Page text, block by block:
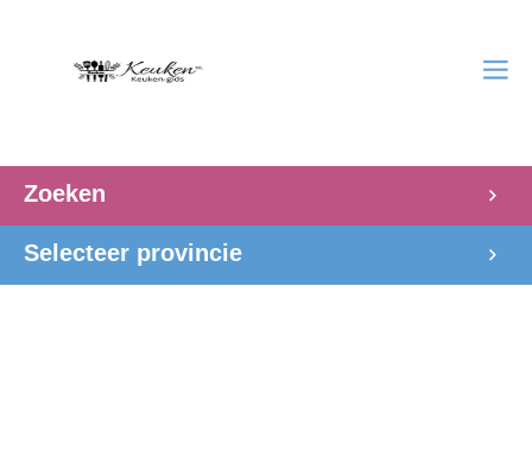
Zoeken
Selecteer provincie